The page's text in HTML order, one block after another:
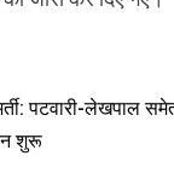
पटवारी-लेखपाल
शुरू